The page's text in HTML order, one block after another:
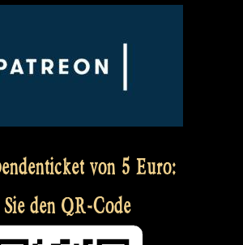
von 5 Euro:
Sie den QR-Code